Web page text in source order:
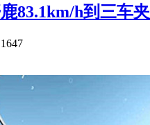
83.1km/h到三车夹